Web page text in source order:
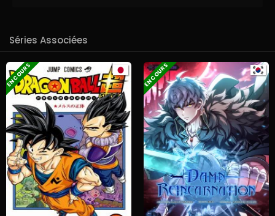
Séries Associées
EN COURS EN COURS